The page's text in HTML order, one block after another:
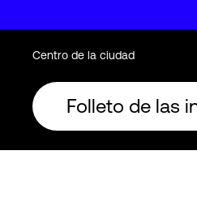
Centro de la ciudad
Folleto de las